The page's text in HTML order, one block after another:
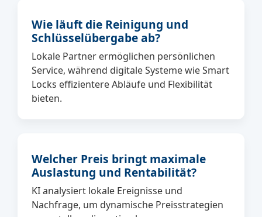
Wie läuft die Reinigung und
Schlüsselübergabe ab?
Lokale Partner ermöglichen persönlichen
Service, während digitale Systeme wie Smart
Locks effizientere Abläufe und Flexibilität
bieten.
Welcher Preis bringt maximale
Auslastung und Rentabilität?
KI analysiert lokale Ereignisse und
Nachfrage, um dynamische Preisstrategien